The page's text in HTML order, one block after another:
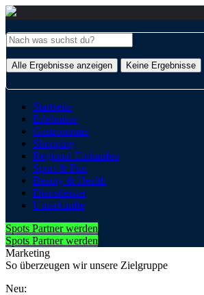
Alle Ergebnisse anzeigen Keine Ergebnisse
Startseite
Erlebnisse
Gastronomie
Shopping
Regional Einkaufen
Sport & Fun
Beauty & Health
Dienstleister
Unterkünfte
Spots Partner werden
Spots Partner werden
Marketing
So überzeugen wir unsere Zielgruppe
Neu: